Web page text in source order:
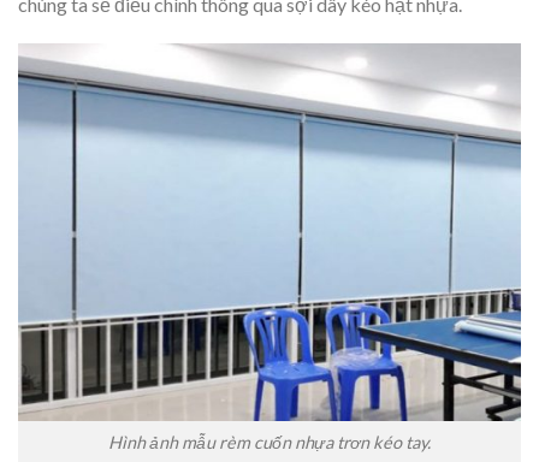
Hình ảnh mẫu rèm cuốn nhựa trơn kéo tay.